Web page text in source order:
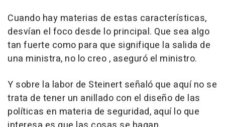
Cuando hay materias de estas características,
desvían el foco desde lo principal. Que sea algo
tan fuerte como para que signifique la salida de
una ministra, no lo creo , aseguró el ministro.
Y sobre la labor de Steinert señaló que aquí no se
trata de tener un anillado con el diseño de las
políticas en materia de seguridad, aquí lo que